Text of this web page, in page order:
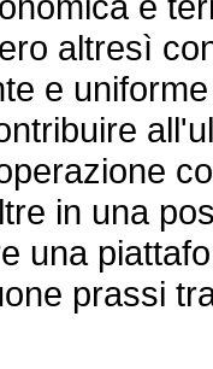
altresì
e
in una
una
prassi